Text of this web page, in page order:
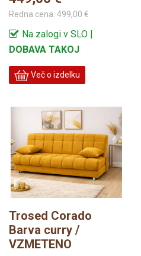
Redna cena: 499,00 €
Na zalogi v SLO |
DOBAVA TAKOJ
Več o izdelku
Trosed Corado
Barva curry /
VZMETENO